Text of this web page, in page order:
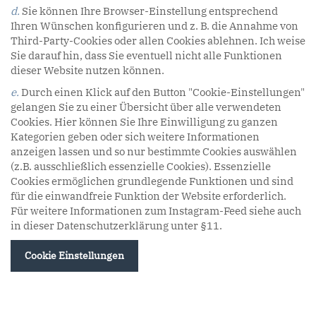
d. Sie können Ihre Browser-Einstellung entsprechend
Ihren Wünschen konfigurieren und z. B. die Annahme von
Third-Party-Cookies oder allen Cookies ablehnen. Ich weise
Sie darauf hin, dass Sie eventuell nicht alle Funktionen
dieser Website nutzen können.
e. Durch einen Klick auf den Button "Cookie-Einstellungen"
gelangen Sie zu einer Übersicht über alle verwendeten
Cookies. Hier können Sie Ihre Einwilligung zu ganzen
Kategorien geben oder sich weitere Informationen
anzeigen lassen und so nur bestimmte Cookies auswählen
(z.B. ausschließlich essenzielle Cookies). Essenzielle
Cookies ermöglichen grundlegende Funktionen und sind
für die einwandfreie Funktion der Website erforderlich.
Für weitere Informationen zum Instagram-Feed siehe auch
in dieser Datenschutzerklärung unter §11.
Cookie Einstellungen